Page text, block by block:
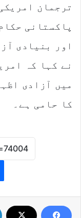
ترجمان
پاکستانی
اور بنیادی
نے کہا کہ
میں آزادی
کا حامی ہے۔